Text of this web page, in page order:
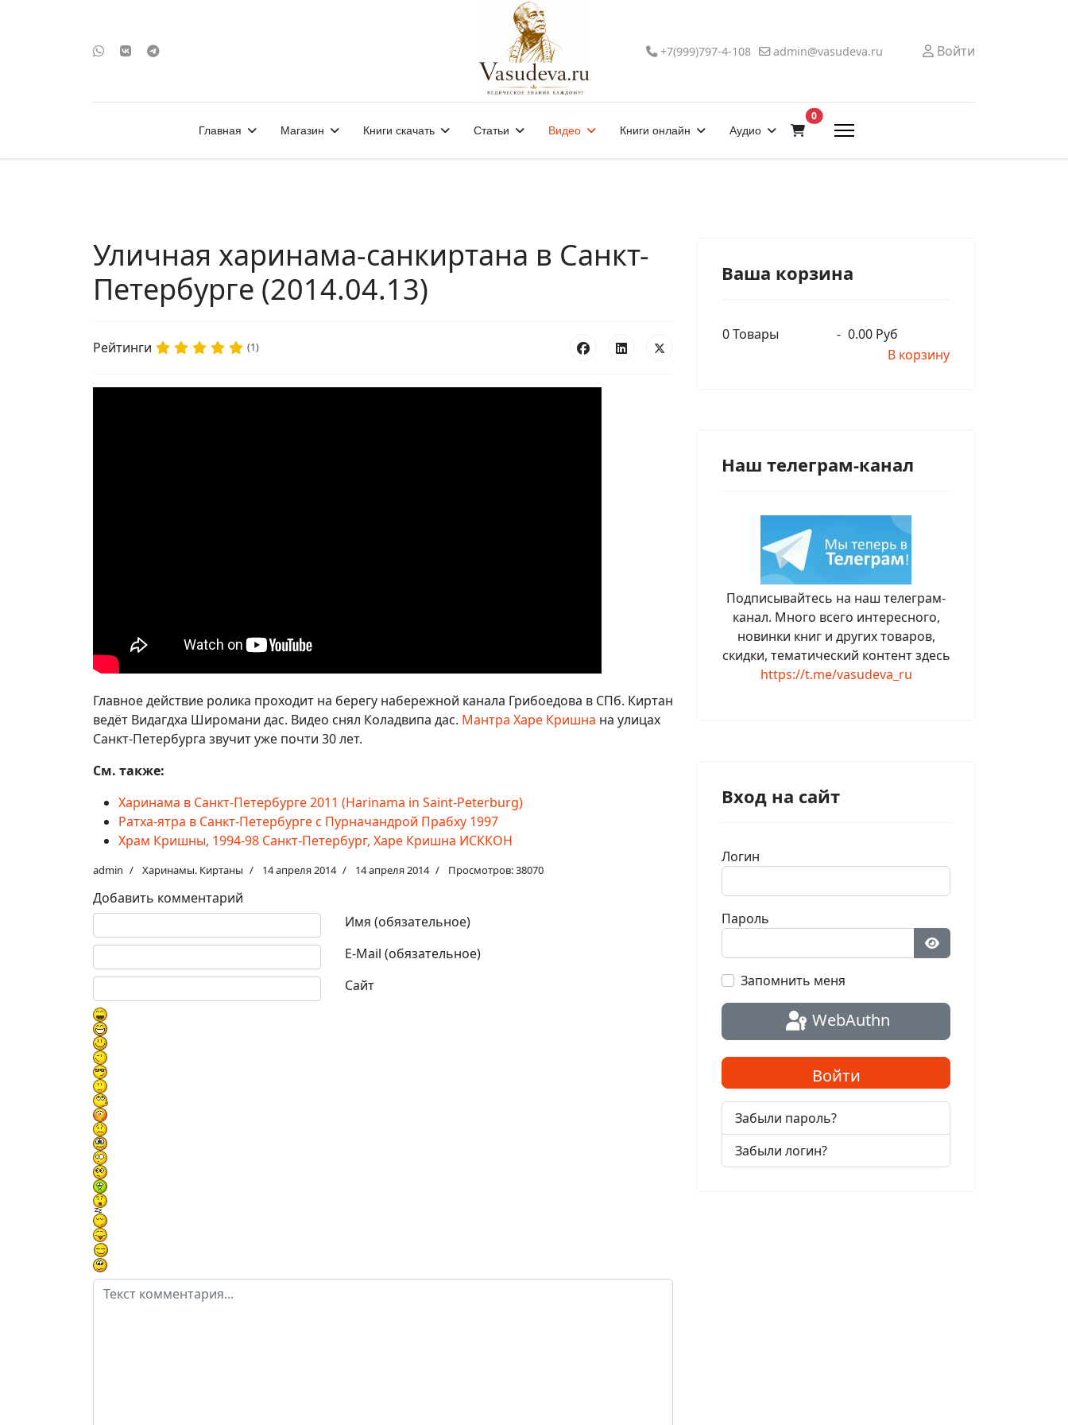
+7(999)797-4-108 admin@vasudeva.ru Войти
Главная Магазин Книги скачать Статьи Видео Книги онлайн Аудио
0В корзину
Уличная харинама-санкиртана в Санкт-
Петербурге (2014.04.13)
Рейтинги (1)
Главное действие ролика проходит на берегу набережной канала Грибоедова в СПб. Киртан
ведёт Видагдха Широмани дас. Видео снял Коладвипа дас. Мантра Харе Кришна на улицах
Санкт-Петербурга звучит уже почти 30 лет.
См. также:
Харинама в Санкт-Петербурге 2011 (Harinama in Saint-Peterburg)
Ратха-ятра в Санкт-Петербурге с Пурначандрой Прабху 1997
Храм Кришны, 1994-98 Санкт-Петербург, Харе Кришна ИСККОН
admin Харинамы. Киртаны 14 апреля 2014 14 апреля 2014 Просмотров: 38070
Добавить комментарий
Имя (обязательное)
E-Mail (обязательное)
Сайт
Текст комментария
Ваша корзина
0Товары - 0.00 Руб
В корзину
Наш телеграм-канал
Подписывайтесь на наш телеграм-
канал. Много всего интересного,
новинки книг и других товаров,
скидки, тематический контент здесь
https://t.me/vasudeva_ru
Вход на сайт
Логин
Пароль
Показать пароль
Запомнить меня
WebAuthn
Войти
Забыли пароль?
Забыли логин?